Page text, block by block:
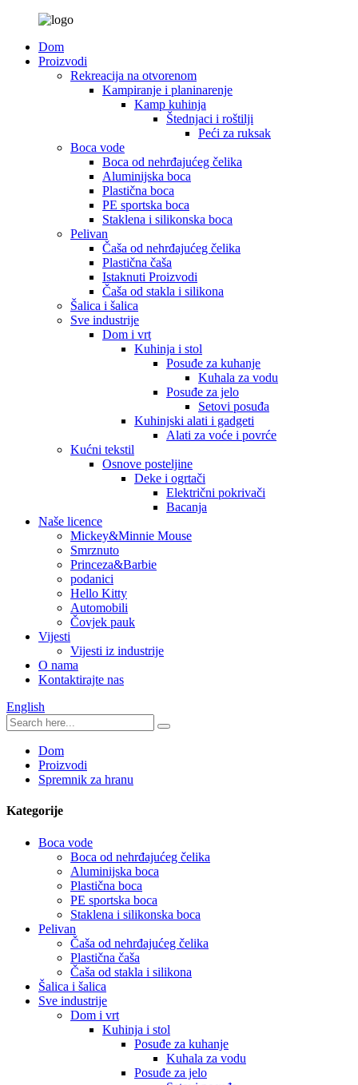
Dom
Proizvodi
Rekreacija na otvorenom
Kampiranje i planinarenje
Kamp kuhinja
Štednjaci i roštilji
Peći za ruksak
Boca vode
Boca od nehrđajućeg čelika
Aluminijska boca
Plastična boca
PE sportska boca
Staklena i silikonska boca
Pelivan
Čaša od nehrđajućeg čelika
Plastična čaša
Istaknuti Proizvodi
Čaša od stakla i silikona
Šalica i šalica
Sve industrije
Dom i vrt
Kuhinja i stol
Posuđe za kuhanje
Kuhala za vodu
Posuđe za jelo
Setovi posuđa
Kuhinjski alati i gadgeti
Alati za voće i povrće
Kućni tekstil
Osnove posteljine
Deke i ogrtači
Električni pokrivači
Bacanja
Naše licence
Mickey&Minnie Mouse
Smrznuto
Princeza&Barbie
podanici
Hello Kitty
Automobili
Čovjek pauk
Vijesti
Vijesti iz industrije
O nama
Kontaktirajte nas
English
Dom
Proizvodi
Spremnik za hranu
Kategorije
Boca vode
Boca od nehrđajućeg čelika
Aluminijska boca
Plastična boca
PE sportska boca
Staklena i silikonska boca
Pelivan
Čaša od nehrđajućeg čelika
Plastična čaša
Čaša od stakla i silikona
Šalica i šalica
Sve industrije
Dom i vrt
Kuhinja i stol
Posuđe za kuhanje
Kuhala za vodu
Posuđe za jelo